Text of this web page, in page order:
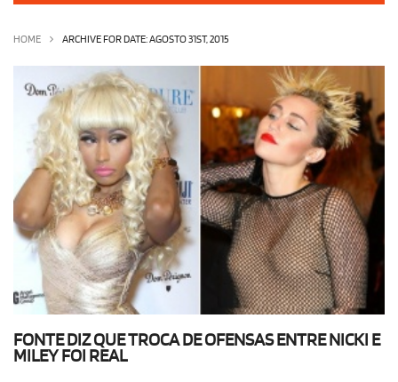
HOME ARCHIVE FOR DATE: AGOSTO 31ST, 2015
FONTE DIZ QUE TROCA DE OFENSAS ENTRE NICKI E
MILEY FOI REAL